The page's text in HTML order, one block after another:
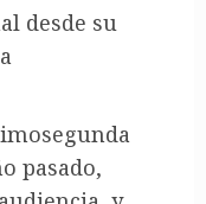
desde su
pasado,